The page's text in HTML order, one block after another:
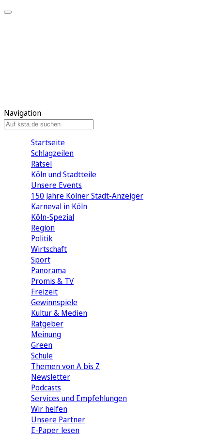
Navigation
Startseite
Schlagzeilen
Rätsel
Köln und Stadtteile
Unsere Events
150 Jahre Kölner Stadt-Anzeiger
Karneval in Köln
Köln-Spezial
Region
Politik
Wirtschaft
Sport
Panorama
Promis & TV
Freizeit
Gewinnspiele
Kultur & Medien
Ratgeber
Meinung
Green
Schule
Themen von A bis Z
Newsletter
Podcasts
Services und Empfehlungen
Wir helfen
Unsere Partner
E-Paper lesen